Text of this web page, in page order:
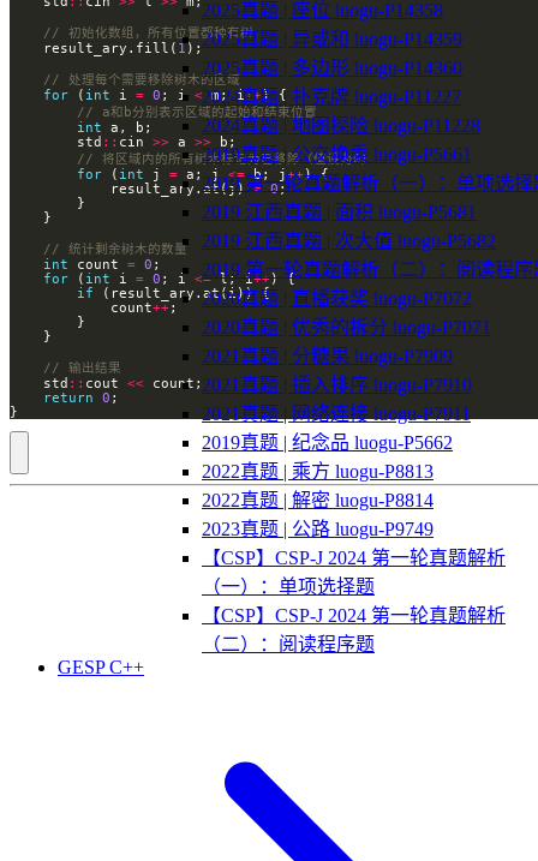
2025真题 | 座位 luogu-P14358
2025真题 | 异或和 luogu-P14359
2025真题 | 多边形 luogu-P14360
2024真题 | 扑克牌 luogu-P11227
2024真题 | 地图探险 luogu-P11228
2019真题 | 公交换乘 luogu-P5661
2019 第一轮真题解析（一）：单项选择
2019 江西真题 | 面积 luogu-P5681
2019 江西真题 | 次大值 luogu-P5682
2019 第一轮真题解析（二）：阅读程序
2020真题 | 直播获奖 luogu-P7072
2020真题 | 优秀的拆分 luogu-P7071
2021真题 | 分糖果 luogu-P7909
2021真题 | 插入排序 luogu-P7910
2021真题 | 网络连接 luogu-P7911
2019真题 | 纪念品 luogu-P5662
2022真题 | 乘方 luogu-P8813
2022真题 | 解密 luogu-P8814
2023真题 | 公路 luogu-P9749
【CSP】CSP-J 2024 第一轮真题解析
（一）：单项选择题
【CSP】CSP-J 2024 第一轮真题解析
（二）：阅读程序题
GESP C++
    result_ary.fill(
1
for ( int i = 0 ; i < m; i++
int
        std
:: cin >> a >>
for ( int j = a; j <= b; j++
            result_ary.at(j)
= 0
int count = 0
for ( int i = 0 ; i <= l; i++
if
            count
++
    std
:: cout <<
return
0